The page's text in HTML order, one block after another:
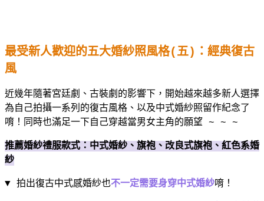
最受新人歡迎的五大婚紗照風格(五) ：經典復古
風
近幾年隨著宮廷劇、古裝劇的影響下，開始越來越多新人選擇
為自己拍攝一系列的復古風格、以及中式婚紗照留作紀念了
唷！同時也滿足一下自己穿越當男女主角的願望 ~ ~ ~
推薦婚紗禮服款式：中式婚紗、旗袍、改良式旗袍、紅色系婚
紗
▼ 拍出復古中式感婚紗也不一定需要身穿中式婚紗唷！